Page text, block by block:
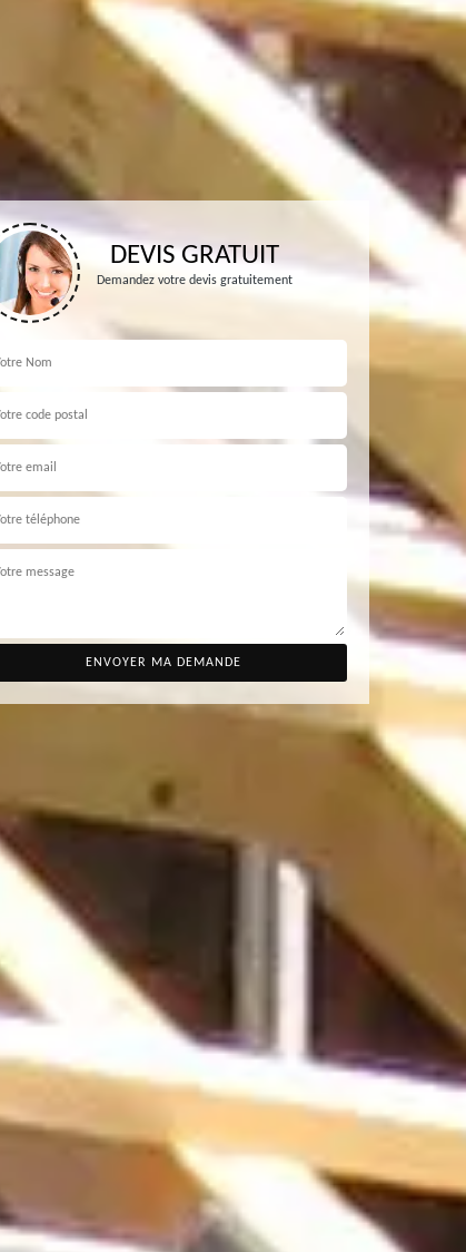
DEVIS GRATUIT
Demandez votre devis gratuitement